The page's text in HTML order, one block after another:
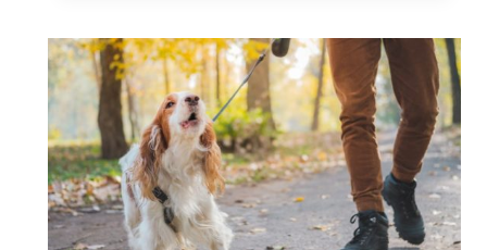
VINKKEJÄ
JA
HOITO-
OHJEITA
TALVEEN